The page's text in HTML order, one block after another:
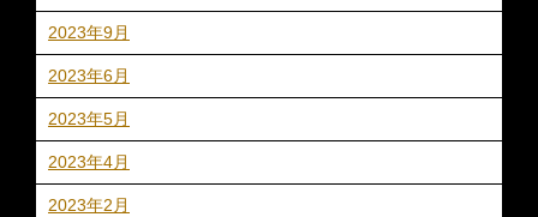
2023年9月
2023年6月
2023年5月
2023年4月
2023年2月